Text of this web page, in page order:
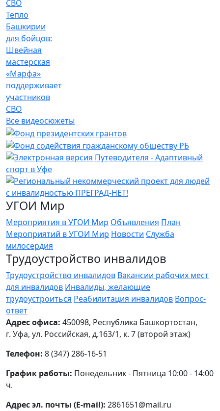
Тепло
Башкирии
для бойцов:
Швейная
мастерская
«Марфа»
поддерживает
участников
СВО
Все видеосюжеты
УГОИ Мир
Мероприятия в УГОИ Мир Объявления План
Мероприятий в УГОИ Мир Новости Служба
милосердия
Трудоустройство инвалидов
Трудоустройство инвалидов Вакансии рабочих мест
для инвалидов Инвалиды, желающие
трудоустроиться Реабилитация инвалидов Вопрос-
ответ
Адрес офиса: 450098, Республика Башкортостан,
г. Уфа, ул. Российская, д.163/1, к. 7 (второй этаж)
Телефон: 8 (347) 286-16-51
График работы: Понедельник - Пятница 10:00 - 14:00
ч.
Адрес эл. почты (E-mail): 2861651@mail.ru